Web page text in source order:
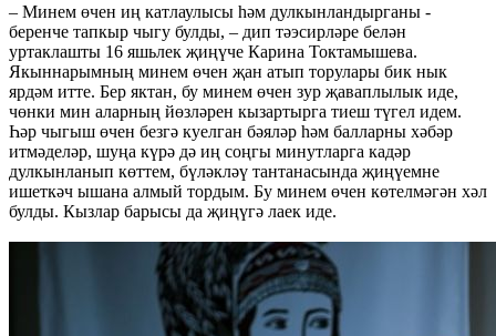
– Минем өчен иң катлаулысы һәм дулкынландырганы -
беренче тапкыр чыгу булды, – дип тәэсирләре белән
уртаклашты 16 яшьлек җиңүче Карина Токтамышева.
Якыннарымның минем өчен җан атып торулары бик нык
ярдәм итте. Бер яктан, бу минем өчен зур җаваплылык иде,
чөнки мин аларның йөзләрен кызартырга тиеш түгел идем.
Һәр чыгыш өчен безгә куелган бәяләр һәм балларны хәбәр
итмәделәр, шуңа күрә дә иң соңгы минутларга кадәр
дулкынланып көттем, бүләкләү тантанасында җиңүемне
ишеткәч ышана алмый тордым. Бу минем өчен көтелмәгән хәл
булды. Кызлар барысы да җиңүгә лаек иде.